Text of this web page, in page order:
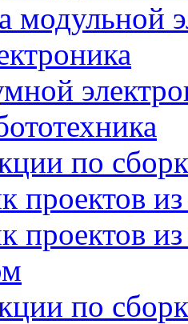
модульной
по
проектов
проектов
по